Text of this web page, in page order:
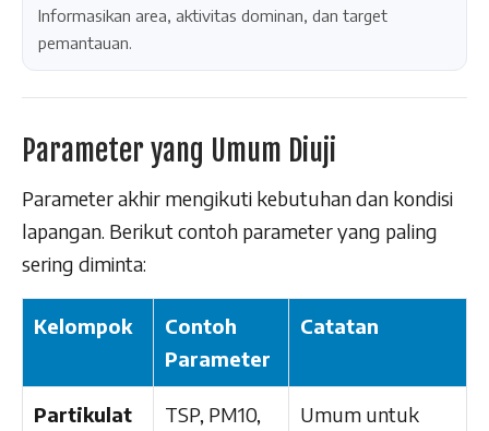
Informasikan area, aktivitas dominan, dan target
pemantauan.
Parameter yang Umum Diuji
Parameter akhir mengikuti kebutuhan dan kondisi
lapangan. Berikut contoh parameter yang paling
sering diminta:
Kelompok
Contoh
Parameter
Catatan
Partikulat
TSP, PM10,
Umum untuk